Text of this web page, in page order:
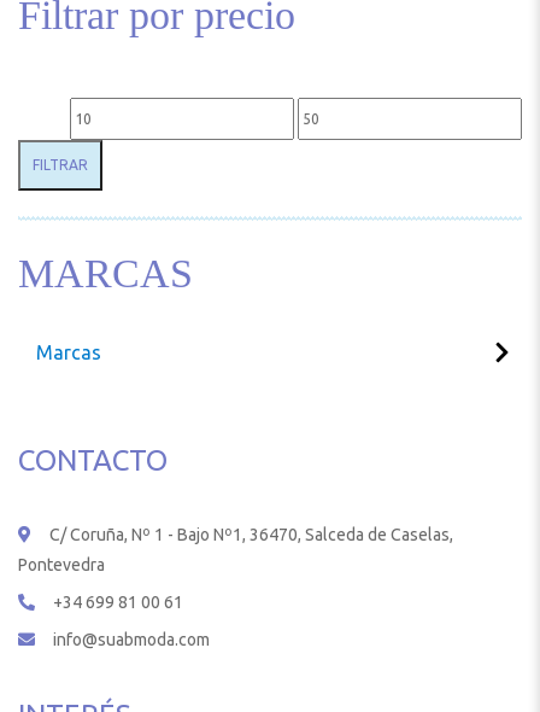
Filtrar por precio
Precio mínimo Precio máximo
FILTRAR
MARCAS
Marcas
CONTACTO
C/ Coruña, Nº 1 - Bajo Nº1, 36470, Salceda de Caselas,
Pontevedra
+34 699 81 00 61
info@suabmoda.com